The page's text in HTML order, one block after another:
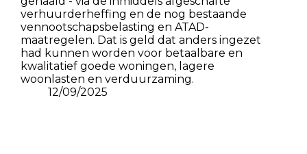
verhuurderheffing en de nog bestaande
vennootschapsbelasting en ATAD-
maatregelen. Dat is geld dat anders ingezet
had kunnen worden voor betaalbare en
kwalitatief goede woningen, lagere
woonlasten en verduurzaming.
12/09/2025